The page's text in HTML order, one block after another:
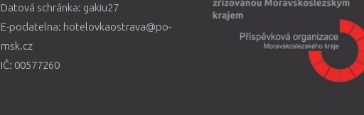
Datová schránka: gakiu27
E-podatelna: hotelovkaostrava@po-
msk.cz
IČ: 00577260